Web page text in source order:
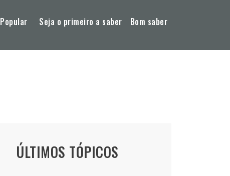
Popular Seja o primeiro a saber Bom saber
ÚLTIMOS TÓPICOS